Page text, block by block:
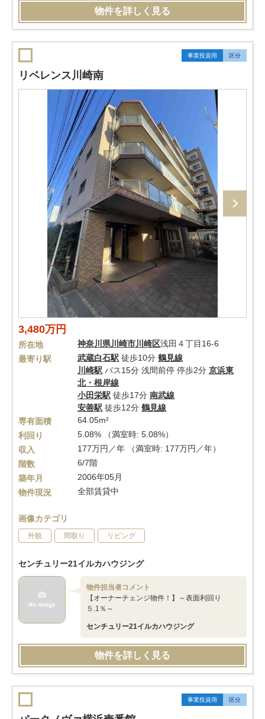
物件を詳しく見る
事業投資用 区分
リベレンス川崎南
3,480万円
所在地 神奈川県川崎市川崎区浅田４丁目16-6
最寄り駅
武蔵白石駅 徒歩10分 鶴見線
川崎駅 バス15分 浅間前停 停歩2分 京浜東
北・根岸線
小田栄駅 徒歩17分 南武線
安善駅 徒歩12分 鶴見線
専有面積
64.05m²
利回り
5.08% （満室時: 5.08%）
収入
177万円／年 （満室時: 177万円／年）
階数
6/7階
築年月
2006年05月
物件現況
全部賃貸中
画像カテゴリ
外観 間取り リビング
センチュリー21イルカハウジング
物件担当者コメント
【オーナーチェンジ物件！】～表面利回り
５.1％～
センチュリー21イルカハウジング
物件を詳しく見る
事業投資用 区分